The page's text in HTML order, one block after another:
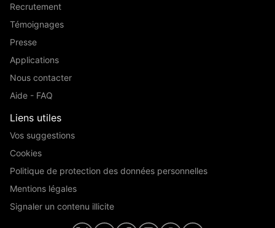
Recrutement
Témoignages
Presse
Applications
Nous contacter
Aide - FAQ
Liens utiles
Vos suggestions
Cookies
Politique de protection des données personnelles
Mentions légales
Signaler un contenu illicite